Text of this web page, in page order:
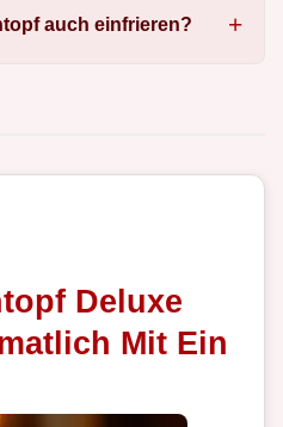
auch einfrieren?
Deluxe
Mit Ein